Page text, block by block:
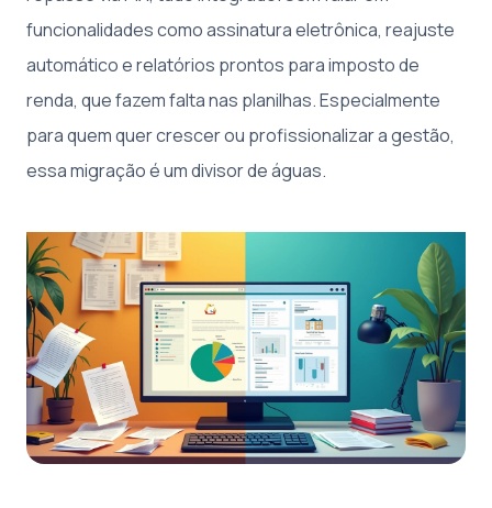
funcionalidades como assinatura eletrônica, reajuste
automático e relatórios prontos para imposto de
renda, que fazem falta nas planilhas. Especialmente
para quem quer crescer ou profissionalizar a gestão,
essa migração é um divisor de águas.